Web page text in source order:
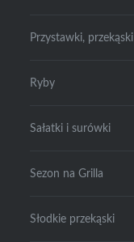
Przystawki, przekąski
Ryby
Sałatki i surówki
Sezon na Grilla
Słodkie przekąski